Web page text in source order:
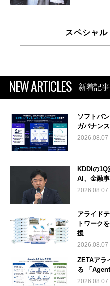
スペシャ
NEW ARTICLES 新着記事
ソフトバ
ガバナン
2026.08.07
KDDIの
AI、金融
2026.08.07
アライド
トワーク
援
2026.08.07
ZETAアラ
る 「
2026.08.07